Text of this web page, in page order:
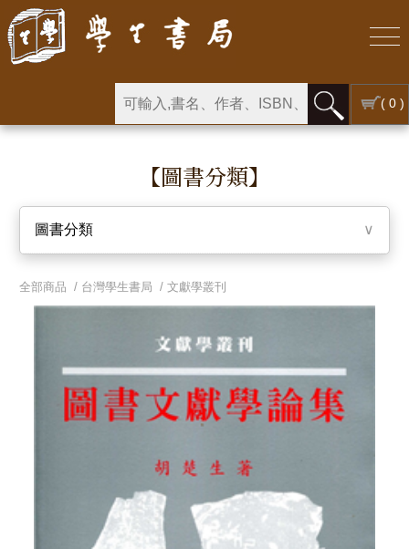
( 0 )
【圖書分類】
圖書分類 ∨
全部商品 / 台灣學生書局 /文獻學叢刊